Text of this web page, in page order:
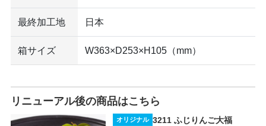
最終加工地 日本
箱サイズ W363×D253×H105（mm）
リニューアル後の商品はこちら
オリジナル 3211 ふじりんご大福